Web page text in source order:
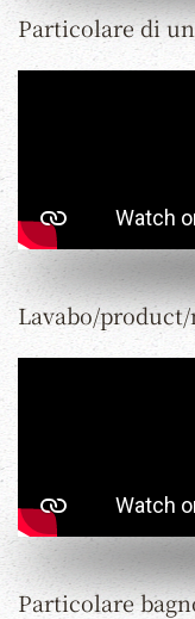
Particolare di
Lavabo/
Particolare